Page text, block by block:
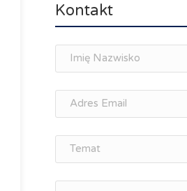
Spotkania branżowe
osobisty
Memorandum
Śląskie
ŚLĄSK.ONLINE
Integracja
Kontakt